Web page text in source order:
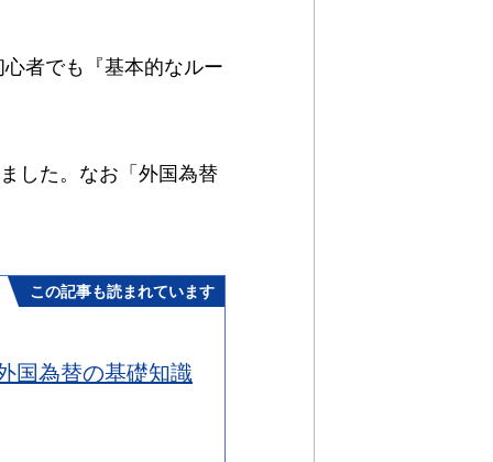
者でも『基本的なルー
した。なお「外国為替
この記事も読まれています
国為替の基礎知識